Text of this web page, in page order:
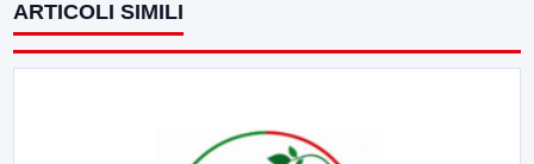
ARTICOLI SIMILI